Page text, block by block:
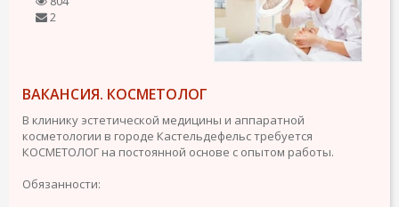
2
ВАКАНСИЯ. КОСМЕТОЛОГ
В клинику эстетической медицины и аппаратной
косметологии в городе Кастельдефельс требуется
КОСМЕТОЛОГ на постоянной основе с опытом работы.
Обязанности: